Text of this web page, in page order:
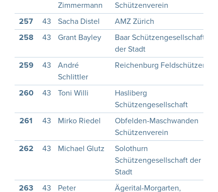
Zimmermann
Schützenverein
257 43 Sacha Distel AMZ Zürich
258
43 Grant Bayley
Baar Schützengesellschaft
der Stadt
259 43
André
Schlittler
Reichenburg Feldschützen
260 43 Toni Willi
Hasliberg
Schützengesellschaft
261 43 Mirko Riedel
Obfelden-Maschwanden
Schützenverein
262 43 Michael Glutz
Solothurn
Schützengesellschaft der
Stadt
263 43 Peter Ägerital-Morgarten,